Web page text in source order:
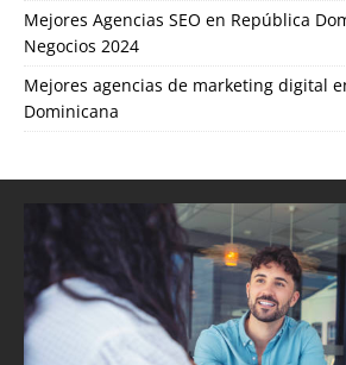
Mejores Agencias SEO en República
Negocios 2024
Mejores agencias de marketing digital
Dominicana